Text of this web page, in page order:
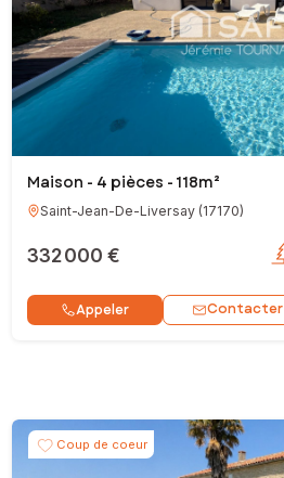
Maison - 4 pièces - 118m²
Saint-Jean-De-Liversay(17170)
332 000 €
Appeler Contacter
Coup de coeur